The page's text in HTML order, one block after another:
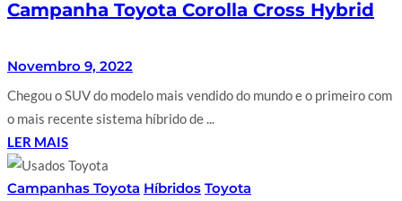
Campanha Toyota Corolla Cross Hybrid
Novembro 9, 2022
Chegou o SUV do modelo mais vendido do mundo e o primeiro com
o mais recente sistema híbrido de ...
LER MAIS
Campanhas Toyota Híbridos Toyota